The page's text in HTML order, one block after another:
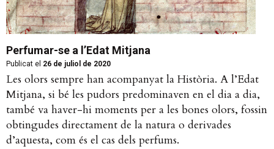
Perfumar-se a l’Edat Mitjana
Publicat el 26 de juliol de 2020
Les olors sempre han acompanyat la Història. A l’Edat
Mitjana, si bé les pudors predominaven en el dia a dia,
també va haver-hi moments per a les bones olors, fossin
obtingudes directament de la natura o derivades
d’aquesta, com és el cas dels perfums.